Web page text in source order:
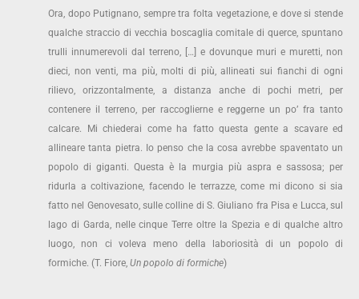
Ora, dopo Putignano, sempre tra folta vegetazione, e dove si stende
qualche straccio di vecchia boscaglia comitale di querce, spuntano
trulli innumerevoli dal terreno, […] e dovunque muri e muretti, non
dieci, non venti, ma più, molti di più, allineati sui fianchi di ogni
rilievo, orizzontalmente, a distanza anche di pochi metri, per
contenere il terreno, per raccoglierne e reggerne un po’ fra tanto
calcare. Mi chiederai come ha fatto questa gente a scavare ed
allineare tanta pietra. Io penso che la cosa avrebbe spaventato un
popolo di giganti. Questa è la murgia più aspra e sassosa; per
ridurla a coltivazione, facendo le terrazze, come mi dicono si sia
fatto nel Genovesato, sulle colline di S. Giuliano fra Pisa e Lucca, sul
lago di Garda, nelle cinque Terre oltre la Spezia e di qualche altro
luogo, non ci voleva meno della laboriosità di un popolo di
formiche. (T. Fiore, Un popolo di formiche)